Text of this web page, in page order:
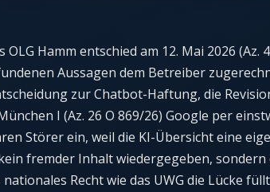
Hamm entschied am 12. Mai 2026 (Az.
Aussagen dem Betreiber
zur Chatbot-Haftung, die
I (Az. 26 O 869/26) Google per
Störer ein, weil die KI-Übersicht eine
fremder Inhalt wiedergegeben, sondern
Recht wie das UWG die Lücke